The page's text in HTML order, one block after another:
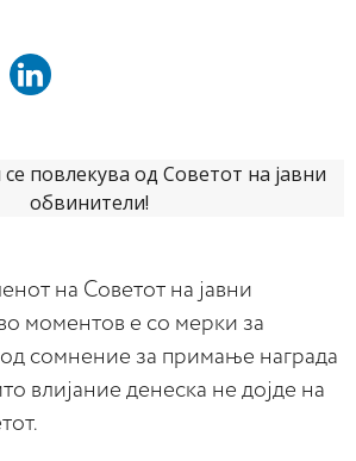
на Советот на јавни
моментов е со мерки за
сомнение за примање награда
влијание денеска не дојде на